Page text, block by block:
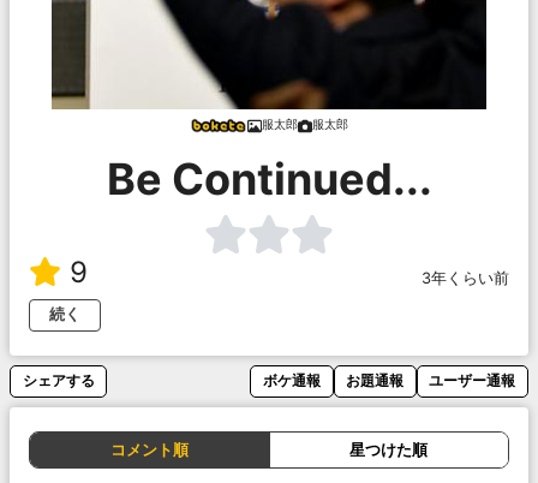
服太郎 服太郎
Be Continued...
9
3年くらい前
続く
シェアする ボケ通報 お題通報 ユーザー通報
コメント順 星つけた順